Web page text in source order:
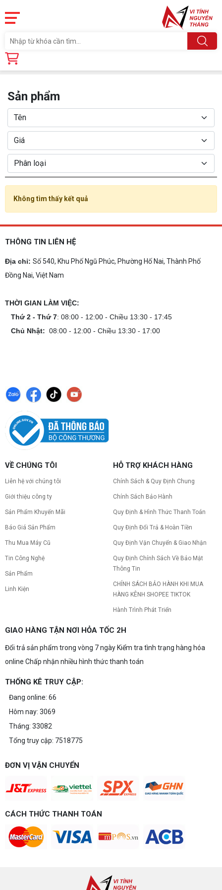
Trang chủ
Sản phẩm
Không tìm thấy kết quả
THÔNG TIN LIÊN HỆ
Địa chỉ: Số 540, Khu Phố Ngũ Phúc, Phường Hố Nai, Thành Phố
Đồng Nai, Việt Nam
THỜI GIAN LÀM VIỆC:
Thứ 2 - Thứ 7: 08:00 - 12:00 - Chiều 13:30 - 17:45
Chủ Nhật: 08:00 - 12:00 - Chiều 13:30 - 17:00
VỀ CHÚNG TÔI
Liên hệ với chúng tôi
Giới thiệu công ty
Sản Phẩm Khuyến Mãi
Báo Giá Sản Phẩm
Thu Mua Máy Cũ
Tin Công Nghệ
Sản Phẩm
Linh Kiện
HỖ TRỢ KHÁCH HÀNG
Chính Sách & Quy Định Chung
Chính Sách Bảo Hành
Quy Định & Hình Thức Thanh Toán
Quy Định Đổi Trả & Hoàn Tiền
Quy Định Vận Chuyển & Giao Nhận
Quy Định Chính Sách Về Bảo Mật
Thông Tin
CHÍNH SÁCH BẢO HÀNH KHI MUA
HÀNG KÊNH SHOPEE TIKTOK
Hành Trình Phát Triển
GIAO HÀNG TẬN NƠI HỎA TỐC 2H
Đổi trả sản phẩm trong vòng 7 ngày Kiểm tra tình trạng hàng hóa
online Chấp nhận nhiều hình thức thanh toán
THỐNG KÊ TRUY CẬP:
Đang online: 66
Hôm nay: 3069
Tháng: 33082
Tổng truy cập: 7518775
ĐƠN VỊ VẬN CHUYỂN
CÁCH THỨC THANH TOÁN